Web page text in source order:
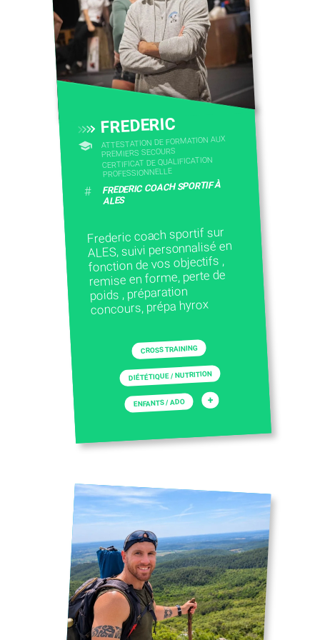
FREDERIC
ATTESTATION DE FORMATION AUX
PREMIERS SECOURS
CERTIFICAT DE QUALIFICATION
PROFESSIONNELLE
# FREDERIC COACH SPORTIF À
ALES
Frederic coach sportif sur
ALES, suivi personnalisé en
fonction de vos objectifs ,
remise en forme, perte de
poids , préparation
concours, prépa hyrox
CROSS TRAINING
DIÉTÉTIQUE / NUTRITION
ENFANTS / ADO +